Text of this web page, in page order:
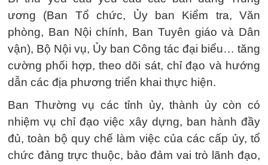
ương (Ban Tổ chức, Ủy ban Kiểm tra, Văn
phòng, Ban Nội chính, Ban Tuyên giáo và Dân
vận), Bộ Nội vụ, Ủy ban Công tác đại biểu… tăng
cường phối hợp, theo dõi sát, chỉ đạo và hướng
dẫn các địa phương triển khai thực hiện.
Ban Thường vụ các tỉnh ủy, thành ủy còn có
nhiệm vụ chỉ đạo việc xây dựng, ban hành đầy
đủ, toàn bộ quy chế làm việc của các cấp ủy, tổ
chức đảng trực thuộc, bảo đảm vai trò lãnh đạo,